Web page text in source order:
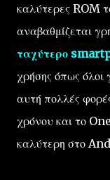
καλύτερες ROM
αναβαθμίζεται
ταχύτερο
χρήσης όπως όλοι
αυτή πολλές
χρόνου και το
καλύτερη στο